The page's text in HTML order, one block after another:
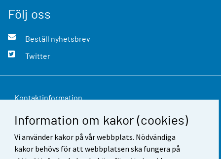
Information om kakor (cookies)
Vi använder kakor på vår webbplats. Nödvändiga
kakor behövs för att webbplatsen ska fungera på
Följ oss
Beställ nyhetsbrev
Twitter
Kontaktinformation
Respons
Användarvillkor
Dataskydd